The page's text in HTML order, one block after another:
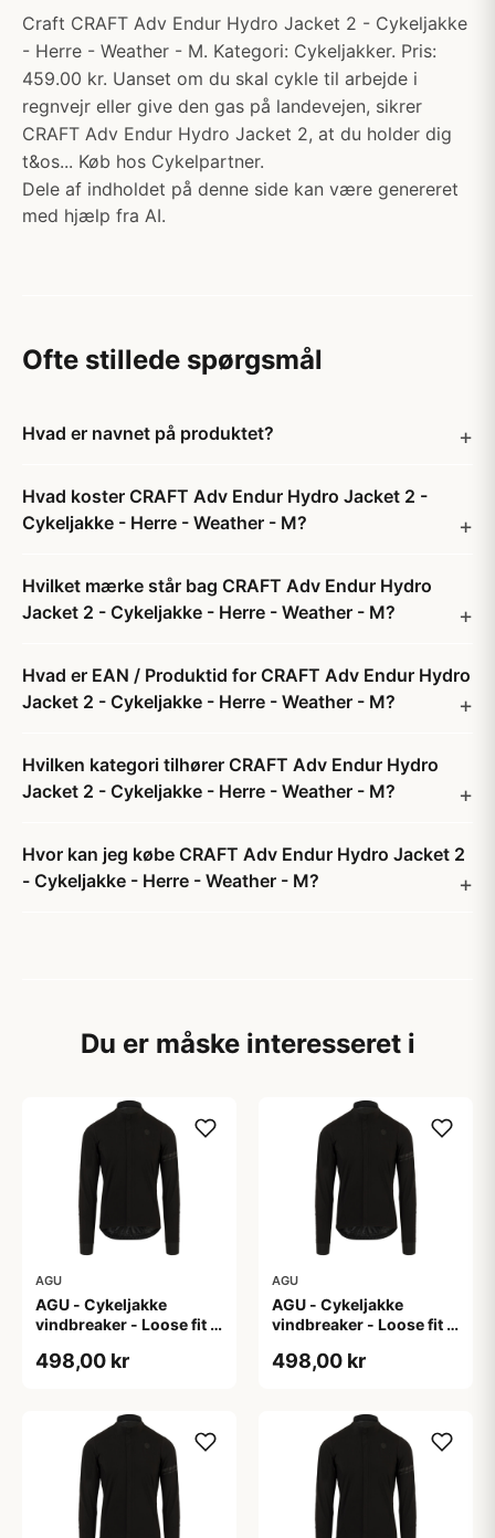
Craft CRAFT Adv Endur Hydro Jacket 2 - Cykeljakke
- Herre - Weather - M. Kategori: Cykeljakker. Pris:
459.00 kr. Uanset om du skal cykle til arbejde i
regnvejr eller give den gas på landevejen, sikrer
CRAFT Adv Endur Hydro Jacket 2, at du holder dig
t&os... Køb hos Cykelpartner.
Dele af indholdet på denne side kan være genereret
med hjælp fra AI.
Ofte stillede spørgsmål
Hvad er navnet på produktet?
Hvad koster CRAFT Adv Endur Hydro Jacket 2 -
Cykeljakke - Herre - Weather - M?
Hvilket mærke står bag CRAFT Adv Endur Hydro
Jacket 2 - Cykeljakke - Herre - Weather - M?
Hvad er EAN / Produktid for CRAFT Adv Endur Hydro
Jacket 2 - Cykeljakke - Herre - Weather - M?
Hvilken kategori tilhører CRAFT Adv Endur Hydro
Jacket 2 - Cykeljakke - Herre - Weather - M?
Hvor kan jeg købe CRAFT Adv Endur Hydro Jacket 2
- Cykeljakke - Herre - Weather - M?
Du er måske interesseret i
AGU
AGU - Cykeljakke
vindbreaker - Loose fit -
498,00 kr
AGU
AGU - Cykeljakke
vindbreaker - Loose fit -
498,00 kr